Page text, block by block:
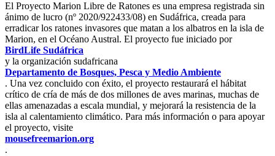
El Proyecto Marion Libre de Ratones es una empresa registrada sin
ánimo de lucro (nº 2020/922433/08) en Sudáfrica, creada para
erradicar los ratones invasores que matan a los albatros en la isla de
Marion, en el Océano Austral. El proyecto fue iniciado por
BirdLife Sudáfrica
y la organización sudafricana
Departamento de Bosques, Pesca y Medio Ambiente
. Una vez concluido con éxito, el proyecto restaurará el hábitat
crítico de cría de más de dos millones de aves marinas, muchas de
ellas amenazadas a escala mundial, y mejorará la resistencia de la
isla al calentamiento climático. Para más información o para apoyar
el proyecto, visite
mousefreemarion.org
.